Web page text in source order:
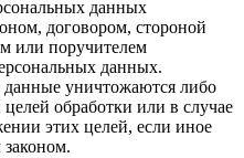
данных
договором, стороной
или поручителем
данных.
уничтожаются либо
обработки или в случае
этих целей, если иное